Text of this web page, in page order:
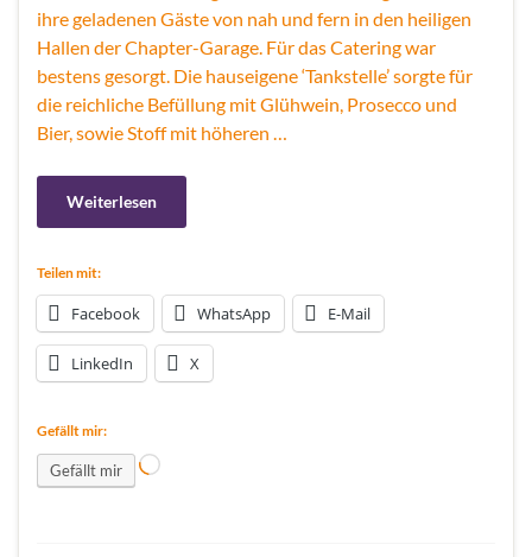
ihre geladenen Gäste von nah und fern in den heiligen
Hallen der Chapter-Garage. Für das Catering war
bestens gesorgt. Die hauseigene ‘Tankstelle’ sorgte für
die reichliche Befüllung mit Glühwein, Prosecco und
Bier, sowie Stoff mit höheren …
Weiterlesen
Teilen mit:
Facebook WhatsApp E-Mail
LinkedIn X
Gefällt mir:
Gefällt mir